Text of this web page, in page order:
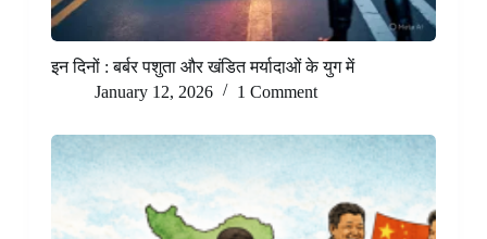
इन दिनों : बर्बर पशुता और खंडित मर्यादाओं के युग में
January 12, 2026
1 Comment